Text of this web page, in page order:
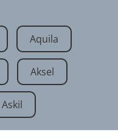
Aquila
Aksel
Askil